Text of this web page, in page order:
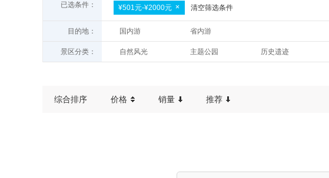
已选条件： ¥501元-¥2000元 清空筛选条件
目的地： 国内游 省内游
景区分类： 自然风光 主题公园 历史遗迹
综合排序 价格 销量 推荐